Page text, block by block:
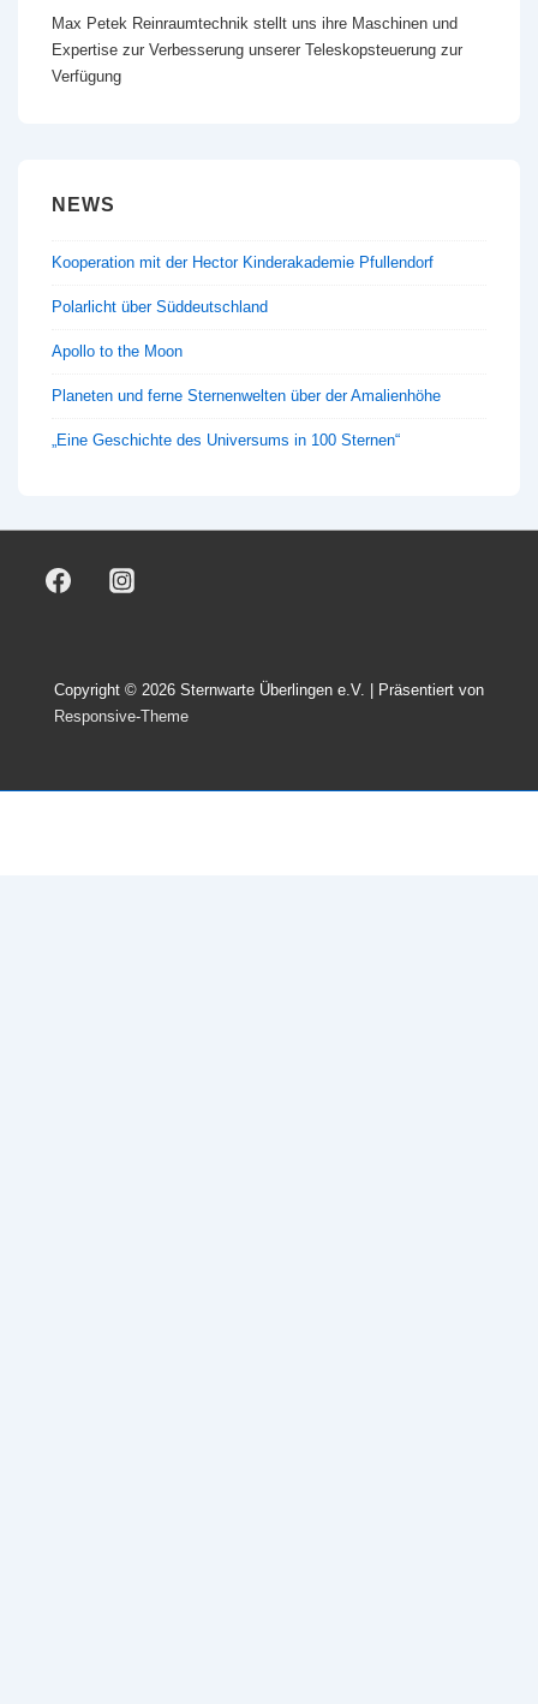
Max Petek Reinraumtechnik stellt uns ihre Maschinen und
Expertise zur Verbesserung unserer Teleskopsteuerung zur
Verfügung
NEWS
Kooperation mit der Hector Kinderakademie Pfullendorf
Polarlicht über Süddeutschland
Apollo to the Moon
Planeten und ferne Sternenwelten über der Amalienhöhe
„Eine Geschichte des Universums in 100 Sternen“
Copyright © 2026 Sternwarte Überlingen e.V.
| Präsentiert von
Responsive-Theme